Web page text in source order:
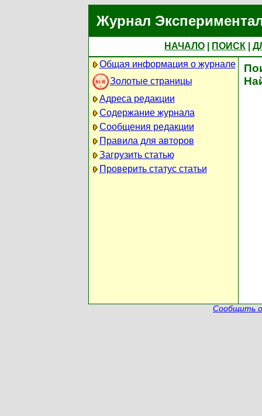
Журнал
НАЧАЛО ПОИСК
Общая информация о журнале
Золотые страницы
Адреса редакции
Содержание журнала
Сообщения редакции
Правила для авторов
Загрузить статью
Проверить статус статьи
Сообщить о